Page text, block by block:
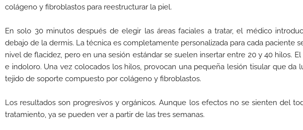
colágeno y fibroblastos para reestructurar la piel.
En solo 30 minutos después de elegir las áreas faciales a tratar, el médico
debajo de la dermis. La técnica es completamente personalizada para cada paciente
nivel de flacidez, pero en una sesión estándar se suelen insertar entre 20 y 40 hilos.
e indoloro. Una vez colocados los hilos, provocan una pequeña lesión tisular que da
tejido de soporte compuesto por colágeno y fibroblastos.
Los resultados son progresivos y orgánicos. Aunque los efectos no se sienten del
tratamiento, ya se pueden ver a partir de las tres semanas.